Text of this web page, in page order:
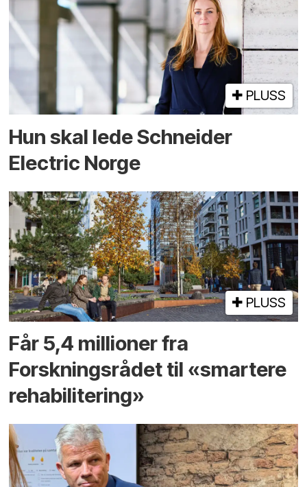
PLUSS
Hun skal lede Schneider
Electric Norge
PLUSS
Får 5,4 millioner fra
Forskningsrådet til «smartere
rehabilitering»